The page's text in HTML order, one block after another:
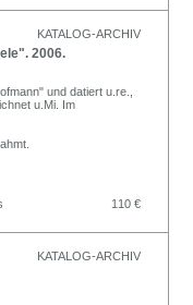
KATALOG-ARCHIV
2006.
und datiert u.re.,
u.Mi. Im
110 €
KATALOG-ARCHIV